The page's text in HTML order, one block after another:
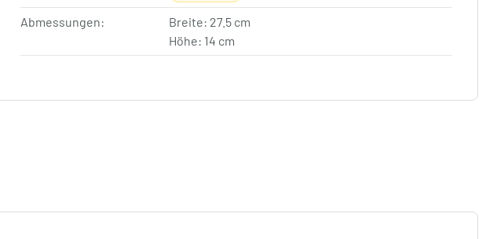
Abmessungen:
Breite: 27.5 cm
Höhe: 14 cm